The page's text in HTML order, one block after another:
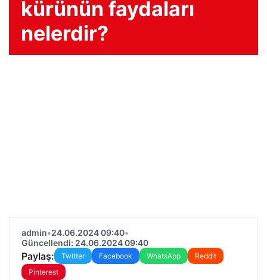
kürünün faydaları
nelerdir?
admin•24.06.2024 09:40•
Güncellendi: 24.06.2024 09:40
Paylaş: Twitter Facebook WhatsApp
Reddit
Pinterest